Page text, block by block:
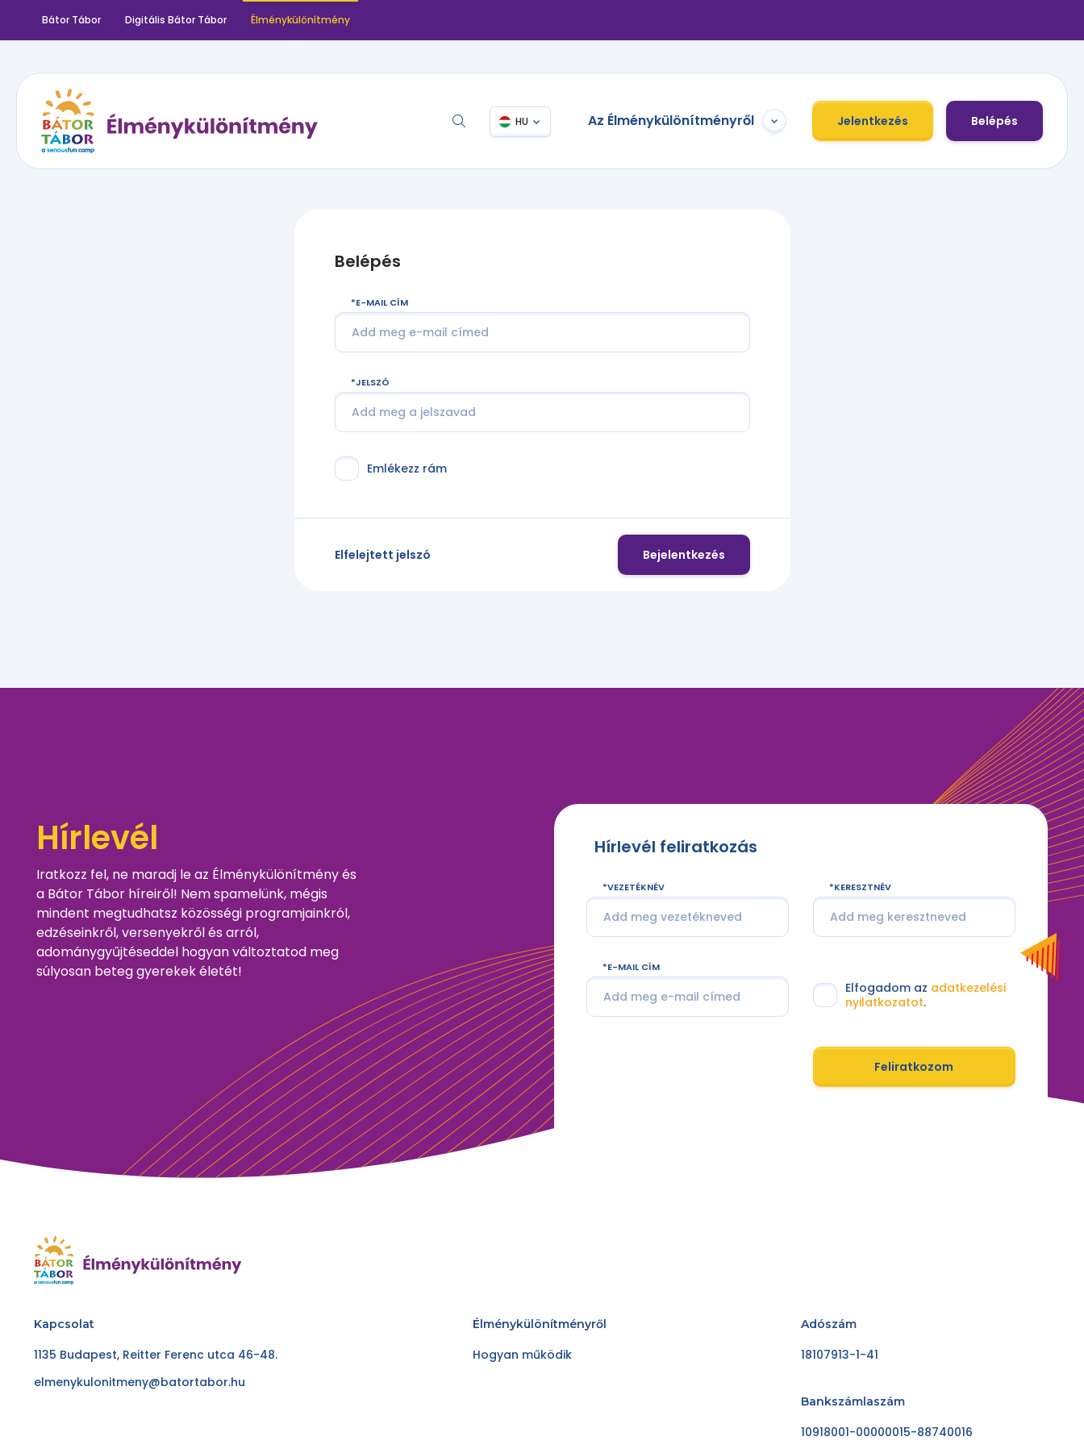
Bátor Tábor Digitális Bátor Tábor Élménykülönítmény
HU Az Élménykülönítményről Jelentkezés Belépés
Belépés
E-MAIL CÍM
JELSZÓ
Emlékezz rám
Elfelejtett jelszó
Hírlevél
Iratkozz fel, ne maradj le az Élménykülönítmény és
a Bátor Tábor híreiről! Nem spamelünk, mégis
mindent megtudhatsz közösségi programjainkról,
edzéseinkről, versenyekről és arról,
adománygyűjtéseddel hogyan változtatod meg
súlyosan beteg gyerekek életét!
Hírlevél feliratkozás
VEZETÉKNÉV KERESZTNÉV
E-MAIL CÍM
Elfogadom az adatkezelési
nyilatkozatot.
Feliratkozom
Kapcsolat
1135 Budapest, Reitter Ferenc utca 46-48.
elmenykulonitmeny@batortabor.hu
Élménykülönítményről
Hogyan működik
Adószám
18107913-1-41
Bankszámlaszám
10918001-00000015-88740016